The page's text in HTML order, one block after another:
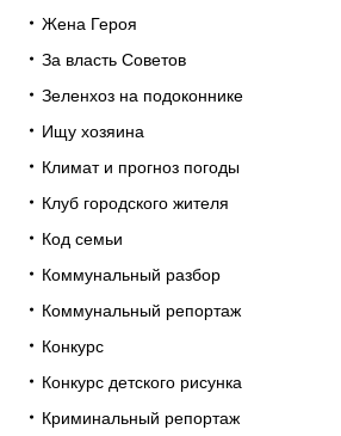
Жена Героя
За власть Советов
Зеленхоз на подоконнике
Ищу хозяина
Климат и прогноз погоды
Клуб городского жителя
Код семьи
Коммунальный разбор
Коммунальный репортаж
Конкурс
Конкурс детского рисунка
Криминальный репортаж